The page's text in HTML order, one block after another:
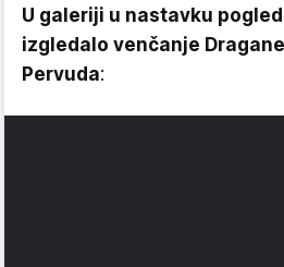
U galeriji u nastavku
izgledalo venčanje
Pervuda: